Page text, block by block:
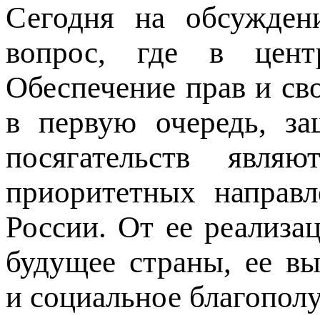
Сегодня на
вопрос, где в
Обеспечение прав и
в первую очередь,
посягательств
приоритетных
России. От ее
будущее страны, ее
и социальное